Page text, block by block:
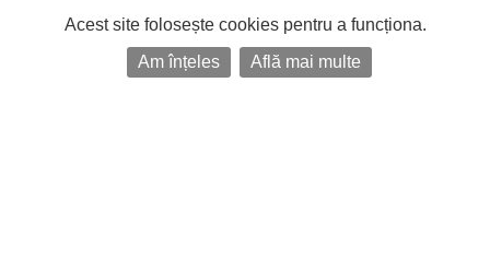
Acest site folosește cookies pentru a funcționa.
Am înțeles
Află mai multe